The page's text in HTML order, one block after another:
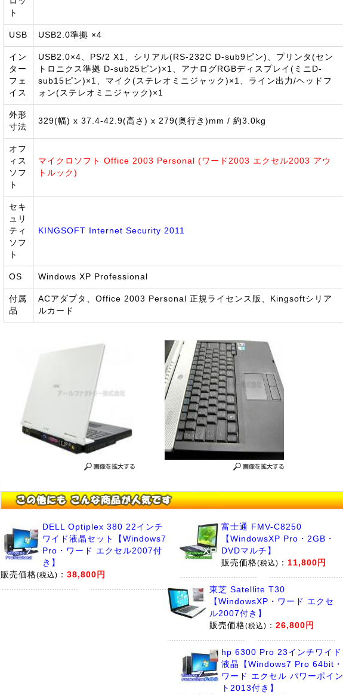
ト
USB USB2.0準拠 ×4
イン
ター
フェ
イス
USB2.0×4、PS/2 X1、シリアル(RS-232C D-sub9ピン)、プリンタ(セン
トロニクス準拠 D-sub25ピン)×1、アナログRGBディスプレイ(ミニD-
sub15ピン)×1、マイク(ステレオミニジャック)×1、ライン出力/ヘッドフ
ォン(ステレオミニジャック)×1
外形
寸法
329(幅) x 37.4-42.9(高さ) x 279(奥行き)mm / 約3.0kg
オフ
ィス
ソフ
ト
マイクロソフト Office 2003 Personal (ワード2003 エクセル2003 アウ
トルック)
セキ
ュリ
ティ
ソフ
ト
KINGSOFT Internet Security 2011
OS Windows XP Professional
付属
品
ACアダプタ、Office 2003 Personal 正規ライセンス版、Kingsoftシリア
ルカード
DELL Optiplex 380 22インチ
ワイド液晶セット【Windows7
Pro・ワード エクセル2007付
き】
販売価格(税込) ： 38,800円
富士通 FMV-C8250
【WindowsXP Pro・2GB・
DVDマルチ】
販売価格(税込) ： 11,800円
東芝 Satellite T30
【WindowsXP・ワード エクセ
ル2007付き】
販売価格(税込) ： 26,800円
hp 6300 Pro 23インチワイド
液晶【Windows7 Pro 64bit・
ワード エクセル パワーポイン
ト2013付き】